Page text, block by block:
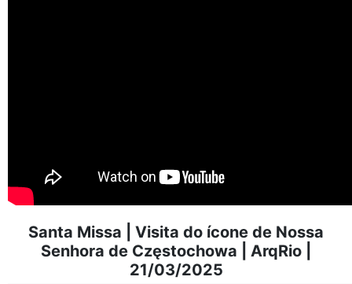
Santa Missa | Visita do ícone de Nossa
Senhora de Częstochowa | ArqRio |
21/03/2025